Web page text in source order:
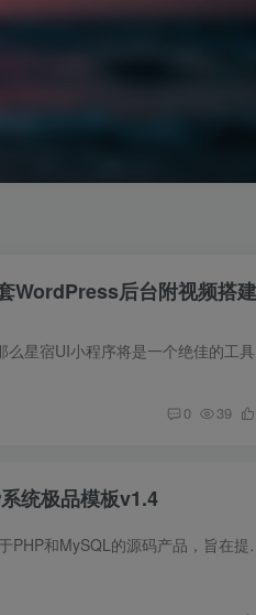
WordPress后台附视频搭建
0 39
统极品模板v1.4
源码简介 极品模板内容付费管理系统简介